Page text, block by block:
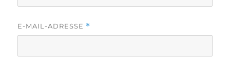
E-MAIL-ADRESSE *